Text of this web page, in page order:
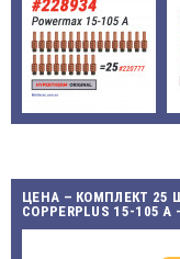
ЦЕНА – КОМПЛЕКТ 25
COPPERPLUS 15-105